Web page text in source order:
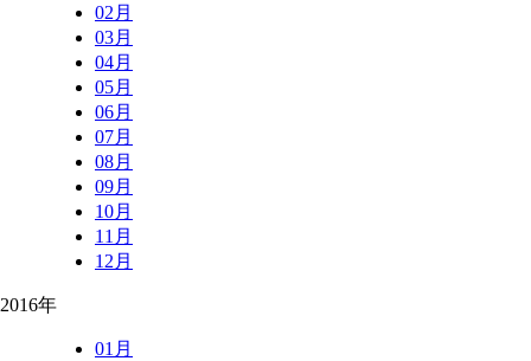
02月
03月
04月
05月
06月
07月
08月
09月
10月
11月
12月
2016年
01月